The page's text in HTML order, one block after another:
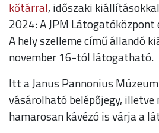
kőtárral, időszaki
2024: A JPM
A hely szelleme című állandó
november 16-tól látogatható.
Itt a Janus Pannonius
vásárolható belépőjegy,
hamarosan kávézó is várja a